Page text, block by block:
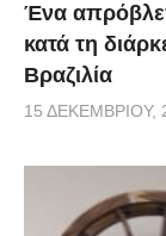
Ένα
κατά τη
Βραζιλία
15 ΔΕΚΕΜΒΡΊΟΥ,